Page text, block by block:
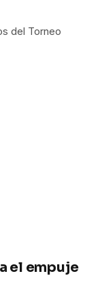
del Torneo
el empuje